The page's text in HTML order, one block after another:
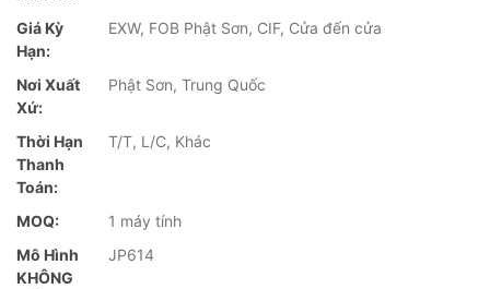
Giá Kỳ
Hạn:
EXW, FOB Phật Sơn, CIF, Cửa đến cửa
Nơi Xuất
Xứ:
Phật Sơn, Trung Quốc
Thời Hạn
Thanh
Toán:
T/T, L/C, Khác
MOQ:
1 máy tính
Mô Hình
KHÔNG
JP614